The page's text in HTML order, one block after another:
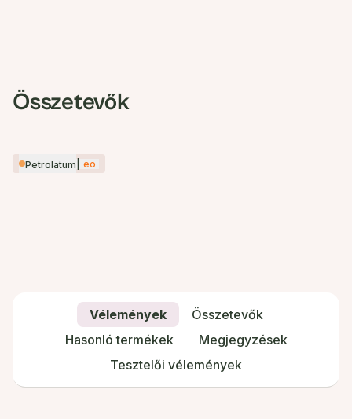
Összetevők
Petrolatum eo
Vélemények
Összetevők
Hasonló termékek
Megjegyzések
Tesztelői vélemények